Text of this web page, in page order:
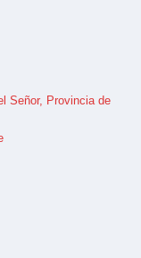
Señor, Provincia de